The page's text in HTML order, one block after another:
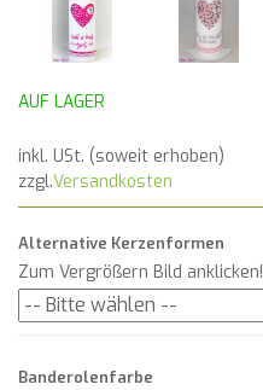
AUF LAGER
inkl. USt. (soweit erhoben)
zzgl.Versandkosten
Alternative Kerzenformen
Zum Vergrößern Bild anklicken!
Banderolenfarbe